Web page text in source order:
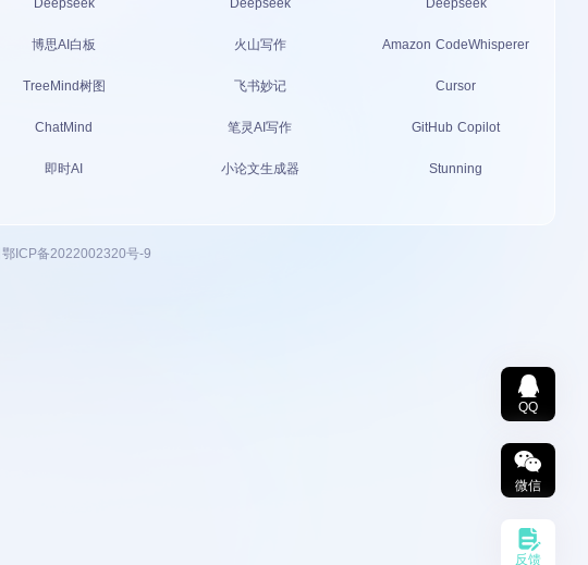
QQ
微信
反馈
Deepseek
博思AI白板
TreeMind树图
ChatMind
即时AI
Deepseek
火山写作
飞书妙记
笔灵AI写作
小论文生成器
Deepseek
Amazon CodeWhisperer
Cursor
GitHub Copilot
Stunning
鄂ICP备2022002320号-9